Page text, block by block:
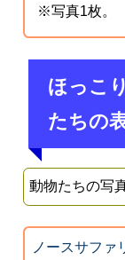
※写真1枚。
ほっこ
たちの
動物たちの写
ノースサファ